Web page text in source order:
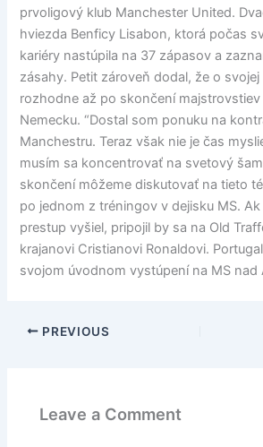
prvoligový klub Manchester United.
hviezda Benficy Lisabon, ktorá počas
kariéry nastúpila na 37 zápasov a
zásahy. Petit zároveň dodal, že o
rozhodne až po skončení
Nemecku. “Dostal som ponuku na
Manchestru. Teraz však nie je čas
musím sa koncentrovať na svetový
skončení môžeme diskutovať na tieto
po jednom z tréningov v dejisku MS.
prestup vyšiel, pripojil by sa na Old
krajanovi Cristianovi Ronaldovi.
svojom úvodnom vystúpení na MS nad
PREVIOUS
Leave a Comment